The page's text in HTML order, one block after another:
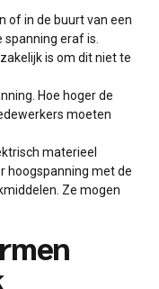
of in de buurt van een
eraf is.
is om dit niet te
Hoe hoger de
moeten
materieel
hoogspanning met de
Ze mogen